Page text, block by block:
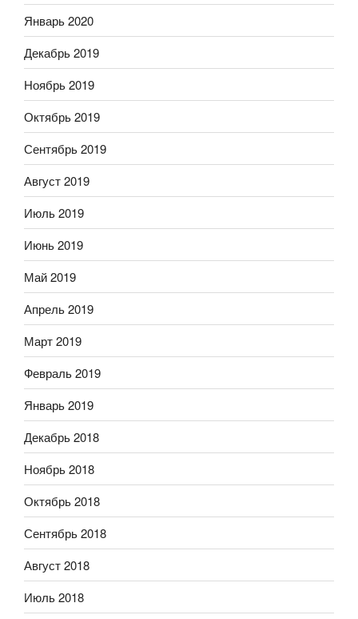
Январь 2020
Декабрь 2019
Ноябрь 2019
Октябрь 2019
Сентябрь 2019
Август 2019
Июль 2019
Июнь 2019
Май 2019
Апрель 2019
Март 2019
Февраль 2019
Январь 2019
Декабрь 2018
Ноябрь 2018
Октябрь 2018
Сентябрь 2018
Август 2018
Июль 2018